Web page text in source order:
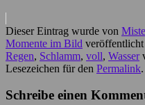
Dieser Eintrag wurde von
Momente im Bild
Regen, Schlamm, voll, Wasser
Lesezeichen für den Permalink.
Schreibe einen